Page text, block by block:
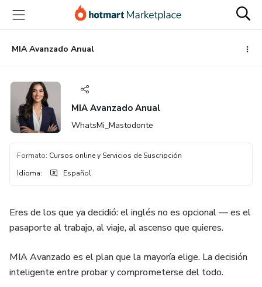
principal
página
de
página
MIA Avanzado Anual
MIA Avanzado Anual
WhatsMi_Mastodonte
Formato: Cursos online y Servicios de Suscripción
Idioma: Español
Eres de los que ya decidió: el inglés no es opcional — es el
pasaporte al trabajo, al viaje, al ascenso que quieres.
MIA Avanzado es el plan que la mayoría elige. La decisión
inteligente entre probar y comprometerse del todo.